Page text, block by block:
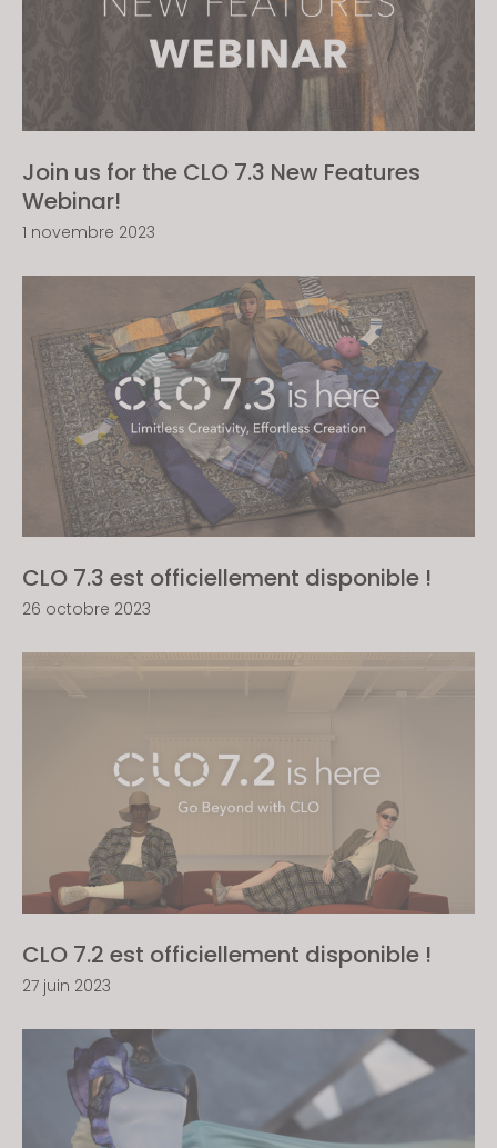
Join us for the CLO 7.3 New Features
Webinar!
1 novembre 2023
CLO 7.3 est officiellement disponible !
26 octobre 2023
CLO 7.2 est officiellement disponible !
27 juin 2023